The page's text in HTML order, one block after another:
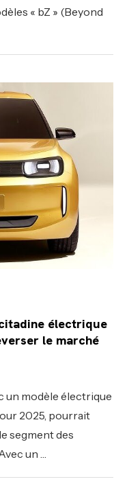
« bZ » (Beyond
électrique
le marché
un modèle électrique
2025, pourrait
segment des
un …